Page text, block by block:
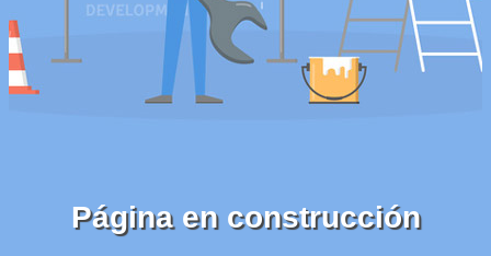
Página en construcción